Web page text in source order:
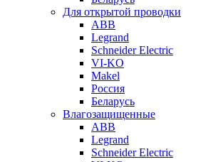
Для открытой проводки
ABB
Legrand
Schneider Electric
VI-KO
Makel
Россия
Беларусь
Влагозащищенные
ABB
Legrand
Schneider Electric